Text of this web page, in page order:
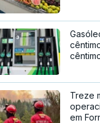
Treze
em